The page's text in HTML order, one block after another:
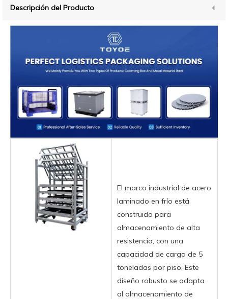
Descripción del Producto
El marco industrial de acero
laminado en frío está
construido para
almacenamiento de alta
resistencia, con una
capacidad de carga de 5
toneladas por piso. Este
diseño robusto se adapta
al almacenamiento de